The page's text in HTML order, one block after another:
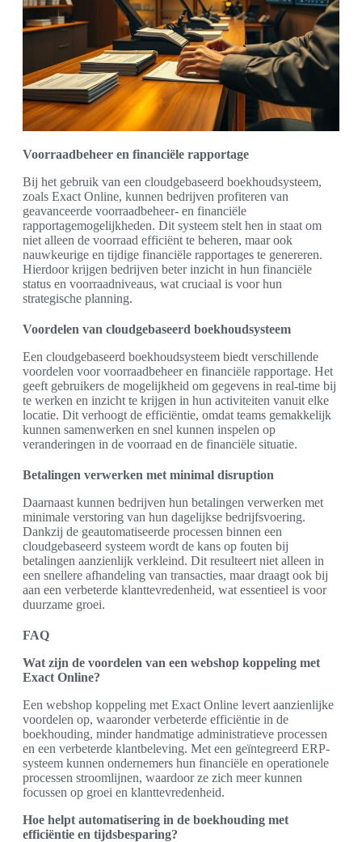
Voorraadbeheer en financiële rapportage
Bij het gebruik van een cloudgebaseerd boekhoudsysteem,
zoals Exact Online, kunnen bedrijven profiteren van
geavanceerde voorraadbeheer- en financiële
rapportagemogelijkheden. Dit systeem stelt hen in staat om
niet alleen de voorraad efficiënt te beheren, maar ook
nauwkeurige en tijdige financiële rapportages te genereren.
Hierdoor krijgen bedrijven beter inzicht in hun financiële
status en voorraadniveaus, wat cruciaal is voor hun
strategische planning.
Voordelen van cloudgebaseerd boekhoudsysteem
Een cloudgebaseerd boekhoudsysteem biedt verschillende
voordelen voor voorraadbeheer en financiële rapportage. Het
geeft gebruikers de mogelijkheid om gegevens in real-time bij
te werken en inzicht te krijgen in hun activiteiten vanuit elke
locatie. Dit verhoogt de efficiëntie, omdat teams gemakkelijk
kunnen samenwerken en snel kunnen inspelen op
veranderingen in de voorraad en de financiële situatie.
Betalingen verwerken met minimal disruption
Daarnaast kunnen bedrijven hun betalingen verwerken met
minimale verstoring van hun dagelijkse bedrijfsvoering.
Dankzij de geautomatiseerde processen binnen een
cloudgebaseerd systeem wordt de kans op fouten bij
betalingen aanzienlijk verkleind. Dit resulteert niet alleen in
een snellere afhandeling van transacties, maar draagt ook bij
aan een verbeterde klanttevredenheid, wat essentieel is voor
duurzame groei.
FAQ
Wat zijn de voordelen van een webshop koppeling met
Exact Online?
Een webshop koppeling met Exact Online levert aanzienlijke
voordelen op, waaronder verbeterde efficiëntie in de
boekhouding, minder handmatige administratieve processen
en een verbeterde klantbeleving. Met een geïntegreerd ERP-
systeem kunnen ondernemers hun financiële en operationele
processen stroomlijnen, waardoor ze zich meer kunnen
focussen op groei en klanttevredenheid.
Hoe helpt automatisering in de boekhouding met
efficiëntie en tijdsbesparing?